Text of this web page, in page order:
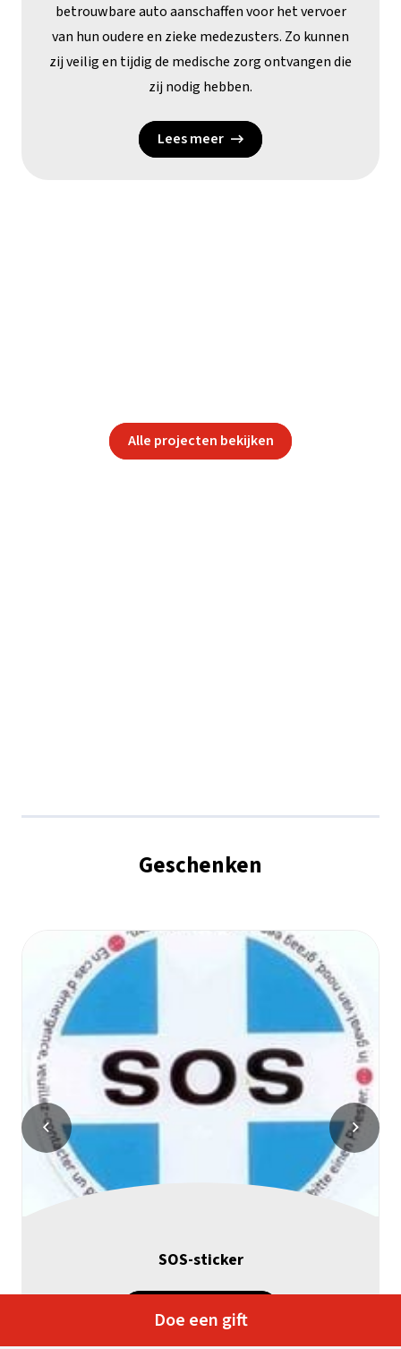
betrouwbare auto aanschaffen voor het vervoer
van hun oudere en zieke medezusters. Zo kunnen
zij veilig en tijdig de medische zorg ontvangen die
zij nodig hebben.
Lees meer
Alle projecten bekijken
Geschenken
SOS-sticker
Bekijk geschenk
Doe een gift